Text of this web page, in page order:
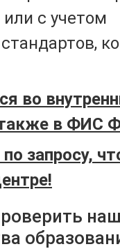
с учетом
во
также в ФИС
запросу,